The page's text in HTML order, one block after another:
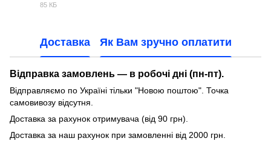
85 КБ
Доставка Як Вам зручно оплатити
Відправка замовлень — в робочі дні (пн-пт).
Відправляємо по Україні тільки "Новою поштою". Точка
самовивозу відсутня.
Доставка за рахунок отримувача (від 90 грн).
Доставка за наш рахунок при замовленні від 2000 грн.